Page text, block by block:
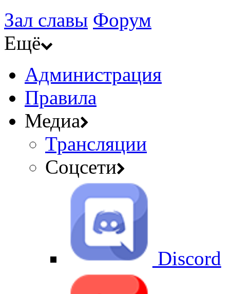
Зал славы Форум
Ещё
Администрация
Правила
Медиа
Трансляции
Соцсети
Discord